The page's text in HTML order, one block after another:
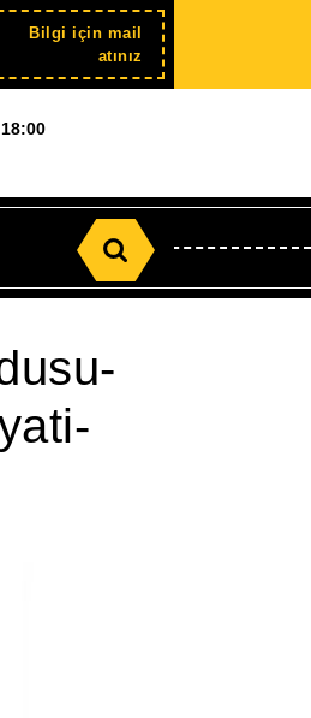
Bilgi için mail
atınız Şimdi
kayıt
Search
for: